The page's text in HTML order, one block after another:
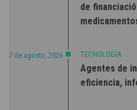
de
7 de agosto, 2026 TECNOLOGÍA
Agentes de
eficiencia,